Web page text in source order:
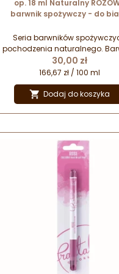
op. 18 ml Naturalny
barwnik spożywczy - do
- OS-LC-NAT-12 Food
Seria barwników
pochodzenia naturalnego.
cukiernicze w formie emulsji
przygotowanej na bazie oleju
barwienia białej czekolady
kremów i mas
wysokiej zawartości
Cena
30,00 zł
166,67 zł / 100 ml
 Dodaj do koszyka